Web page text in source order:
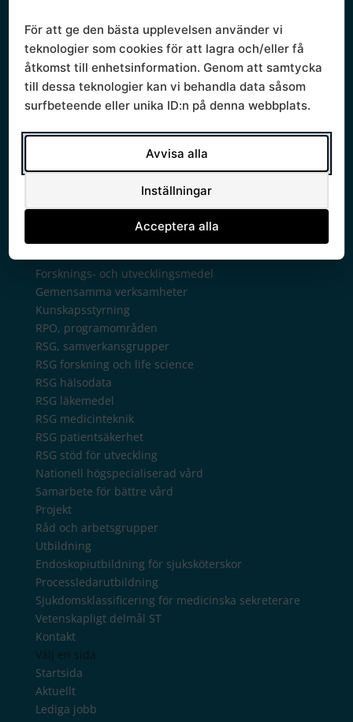
Om Södra sjukvårdsregionen
Ledningsgrupp
Styrande dokument
Styrgrupp
Mallar
Verksamhetsberättelse
Arkiv regionala priser tidigare år
Forsknings- och utvecklingsmedel
Gemensamma verksamheter
Kunskapsstyrning
RPO, programområden
RSG, samverkansgrupper
RSG forskning och life science
RSG hälsodata
RSG läkemedel
RSG medicinteknik
RSG patientsäkerhet
RSG stöd för utveckling
Nationell högspecialiserad vård
Samarbete för bättre vård
Projekt
Råd och arbetsgrupper
Utbildning
Endoskopiutbildning för sjuksköterskor
Processledarutbildning
Sjukdomsklassificering för medicinska sekreterare
Vetenskapligt delmål ST
Kontakt
Välj en sida
Startsida
Aktuellt
Lediga jobb
För att ge den bästa upplevelsen använder vi
teknologier som cookies för att lagra och/eller få
åtkomst till enhetsinformation. Genom att samtycka
till dessa teknologier kan vi behandla data såsom
surfbeteende eller unika ID:n på denna webbplats.
Avvisa alla
Inställningar
Acceptera alla